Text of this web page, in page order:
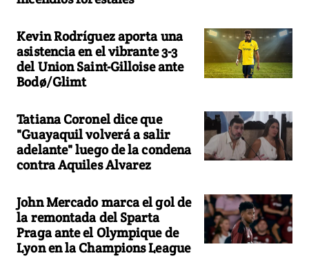
Kevin Rodríguez aporta una
asistencia en el vibrante 3-3
del Union Saint-Gilloise ante
Bodø/Glimt
Tatiana Coronel dice que
"Guayaquil volverá a salir
adelante" luego de la condena
contra Aquiles Alvarez
John Mercado marca el gol de
la remontada del Sparta
Praga ante el Olympique de
Lyon en la Champions League